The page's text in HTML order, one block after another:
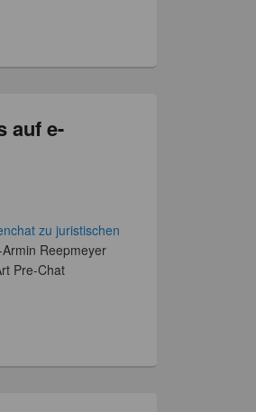
auf e-
zu juristischen
Reepmeyer
Pre-Chat